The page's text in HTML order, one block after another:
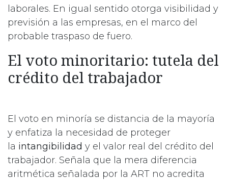
laborales. En igual sentido otorga visibilidad y
previsión a las empresas, en el marco del
probable traspaso de fuero.
El voto minoritario: tutela del
crédito del trabajador
El voto en minoría se distancia de la mayoría
y enfatiza la necesidad de proteger
la intangibilidad y el valor real del crédito del
trabajador. Señala que la mera diferencia
aritmética señalada por la ART no acredita